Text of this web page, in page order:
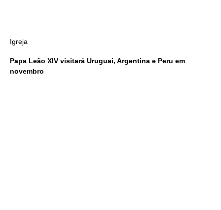
Igreja
Papa Leão XIV visitará Uruguai, Argentina e Peru em
novembro